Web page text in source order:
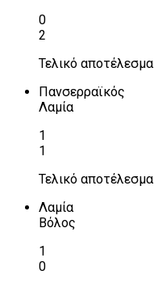
0
2
Τελικό αποτέλεσμα
Πανσερραϊκός
Λαμία
1
1
Τελικό αποτέλεσμα
Λαμία
Βόλος
1
0